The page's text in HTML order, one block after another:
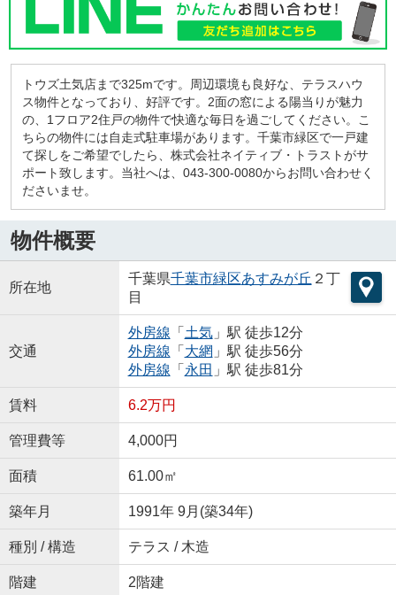
トウズ土気店まで325mです。周辺環境も良好な、テラスハウ
ス物件となっており、好評です。2面の窓による陽当りが魅力
の、1フロア2住戸の物件で快適な毎日を過ごしてください。こ
ちらの物件には自走式駐車場があります。千葉市緑区で一戸建
て探しをご希望でしたら、株式会社ネイティブ・トラストがサ
ポート致します。当社へは、043-300-0080からお問い合わせく
ださいませ。
物件概要
所在地
千葉県千葉市緑区あすみが丘 ２丁
目
交通
外房線 「 土気」駅 徒歩12分
外房線 「 大網 」駅 徒歩56分
外房線 「 永田 」駅 徒歩81分
賃料 6.2万円
管理費等 4,000円
面積 61.00㎡
築年月 1991年 9月(築34年)
種別 / 構造 テラス / 木造
階建 2階建